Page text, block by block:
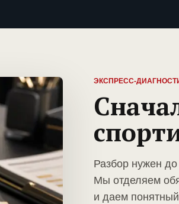
ЭКСПРЕСС-
Разбор нужен до
Мы отделяем
и даем